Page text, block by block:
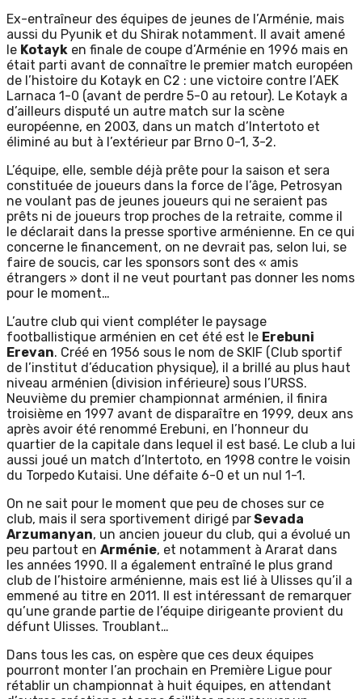
Ex-entraîneur des équipes de jeunes de l’Arménie, mais
aussi du Pyunik et du Shirak notamment. Il avait amené
le Kotayk en finale de coupe d’Arménie en 1996 mais en
était parti avant de connaître le premier match européen
de l’histoire du Kotayk en C2 : une victoire contre l’AEK
Larnaca 1-0 (avant de perdre 5-0 au retour). Le Kotayk a
d’ailleurs disputé un autre match sur la scène
européenne, en 2003, dans un match d’Intertoto et
éliminé au but à l’extérieur par Brno 0-1, 3-2.
L’équipe, elle, semble déjà prête pour la saison et sera
constituée de joueurs dans la force de l’âge, Petrosyan
ne voulant pas de jeunes joueurs qui ne seraient pas
prêts ni de joueurs trop proches de la retraite, comme il
le déclarait dans la presse sportive arménienne. En ce qui
concerne le financement, on ne devrait pas, selon lui, se
faire de soucis, car les sponsors sont des « amis
étrangers » dont il ne veut pourtant pas donner les noms
pour le moment…
L’autre club qui vient compléter le paysage
footballistique arménien en cet été est le Erebuni
Erevan. Créé en 1956 sous le nom de SKIF (Club sportif
de l’institut d’éducation physique), il a brillé au plus haut
niveau arménien (division inférieure) sous l’URSS.
Neuvième du premier championnat arménien, il finira
troisième en 1997 avant de disparaître en 1999, deux ans
après avoir été renommé Erebuni, en l’honneur du
quartier de la capitale dans lequel il est basé. Le club a lui
aussi joué un match d’Intertoto, en 1998 contre le voisin
du Torpedo Kutaisi. Une défaite 6-0 et un nul 1-1.
On ne sait pour le moment que peu de choses sur ce
club, mais il sera sportivement dirigé parSevada
Arzumanyan, un ancien joueur du club, qui a évolué un
peu partout en Arménie, et notamment à Ararat dans
les années 1990. Il a également entraîné le plus grand
club de l’histoire arménienne, mais est lié à Ulisses qu’il a
emmené au titre en 2011. Il est intéressant de remarquer
qu’une grande partie de l’équipe dirigeante provient du
défunt Ulisses. Troublant…
Dans tous les cas, on espère que ces deux équipes
pourront monter l’an prochain en Première Ligue pour
rétablir un championnat à huit équipes, en attendant